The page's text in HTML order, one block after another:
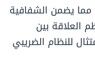
مما يضمن الشفافية
العلاقة بين
للنظام الضريبي